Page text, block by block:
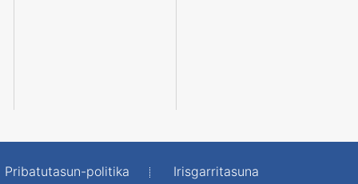
Pribatutasun-politika Irisgarritasuna